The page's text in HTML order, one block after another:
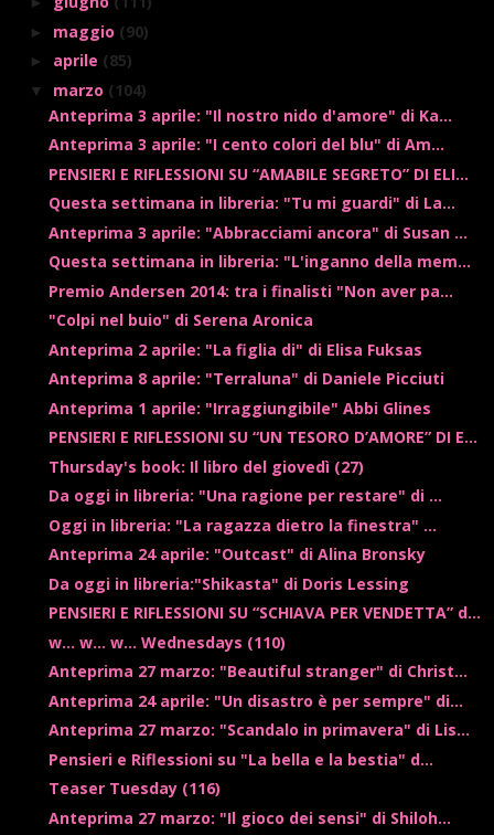
► maggio (90)
► aprile (85)
▼ marzo (104)
Anteprima 3 aprile: "Il nostro nido d'amore" di Ka...
Anteprima 3 aprile: "I cento colori del blu" di Am...
PENSIERI E RIFLESSIONI SU “AMABILE SEGRETO” DI ELI...
Questa settimana in libreria: "Tu mi guardi" di La...
Anteprima 3 aprile: "Abbracciami ancora" di Susan ...
Questa settimana in libreria: "L'inganno della mem...
Premio Andersen 2014: tra i finalisti "Non aver pa...
"Colpi nel buio" di Serena Aronica
Anteprima 2 aprile: "La figlia di" di Elisa Fuksas
Anteprima 8 aprile: "Terraluna" di Daniele Picciuti
Anteprima 1 aprile: "Irraggiungibile" Abbi Glines
PENSIERI E RIFLESSIONI SU “UN TESORO D’AMORE” DI E...
Thursday's book: Il libro del giovedì (27)
Da oggi in libreria: "Una ragione per restare" di ...
Oggi in libreria: "La ragazza dietro la finestra" ...
Anteprima 24 aprile: "Outcast" di Alina Bronsky
Da oggi in libreria:"Shikasta" di Doris Lessing
PENSIERI E RIFLESSIONI SU “SCHIAVA PER VENDETTA” d...
w... w... w... Wednesdays (110)
Anteprima 27 marzo: "Beautiful stranger" di Christ...
Anteprima 24 aprile: "Un disastro è per sempre" di...
Anteprima 27 marzo: "Scandalo in primavera" di Lis...
Pensieri e Riflessioni su "La bella e la bestia" d...
Teaser Tuesday (116)
Anteprima 27 marzo: "Il gioco dei sensi" di Shiloh...